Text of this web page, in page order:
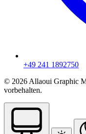
+49 241 1892750
© 2026 Allaoui Graphic
vorbehalten.